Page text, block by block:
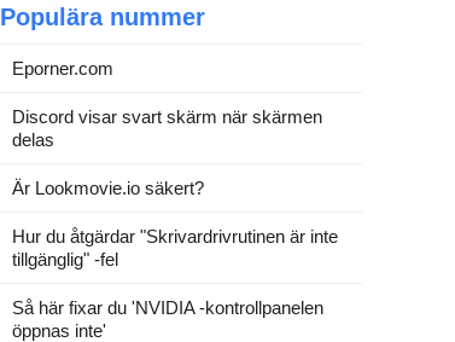
Populära nummer
Eporner.com
Discord visar svart skärm när skärmen
delas
Är Lookmovie.io säkert?
Hur du åtgärdar "Skrivardrivrutinen är inte
tillgänglig" -fel
Så här fixar du 'NVIDIA -kontrollpanelen
öppnas inte'